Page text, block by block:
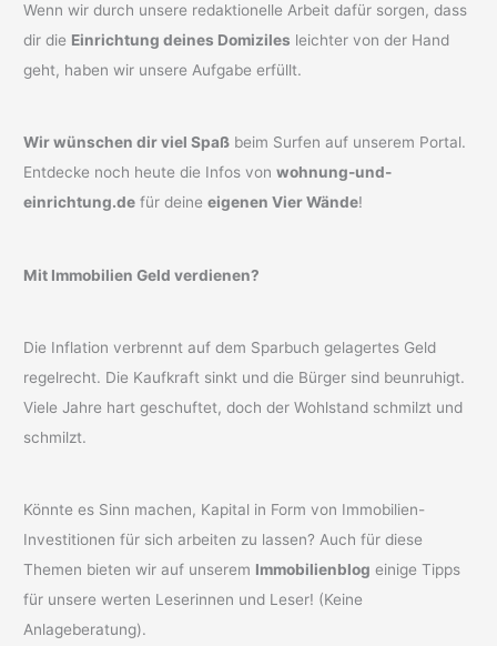
Wenn wir durch unsere redaktionelle Arbeit dafür sorgen, dass
dir die Einrichtung deines Domiziles leichter von der Hand
geht, haben wir unsere Aufgabe erfüllt.
Wir wünschen dir viel Spaß beim Surfen auf unserem Portal.
Entdecke noch heute die Infos vonwohnung-und-
einrichtung.de für deineeigenen Vier Wände!
Mit Immobilien Geld verdienen?
Die Inflation verbrennt auf dem Sparbuch gelagertes Geld
regelrecht. Die Kaufkraft sinkt und die Bürger sind beunruhigt.
Viele Jahre hart geschuftet, doch der Wohlstand schmilzt und
schmilzt.
Könnte es Sinn machen, Kapital in Form von Immobilien-
Investitionen für sich arbeiten zu lassen? Auch für diese
Themen bieten wir auf unserem Immobilienblog einige Tipps
für unsere werten Leserinnen und Leser! (Keine
Anlageberatung).